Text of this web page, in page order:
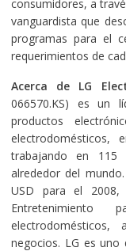
consumidores, a
vanguardista que
programas para el
requerimientos de
Acerca de LG
066570.KS) es un
productos
electrodomésticos,
trabajando en 115
alrededor del
USD para el
electrodomésticos,
negocios. LG es uno